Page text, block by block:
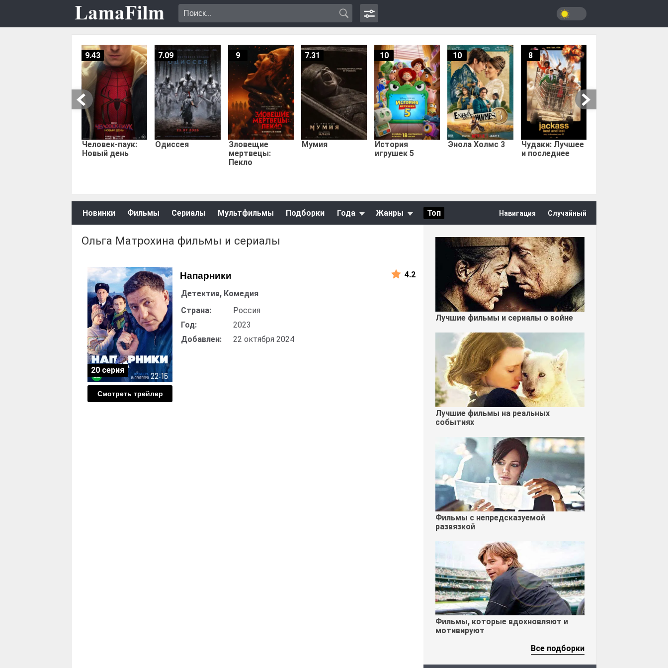
Человек-паук:
Новый день
9.43
Одиссея
7.09
Зловещие
мертвецы:
Пекло
9
Мумия
7.31
История
игрушек 5
10
Энола Холмс 3
10
Чудаки: Лучшее
и последнее
8
Новинки Фильмы Сериалы Мультфильмы Подборки Года Жанры Топ Навигация Случайный
Ольга Матрохина фильмы и сериалы
Напарники
Смотреть трейлер
Детектив, Комедия
Страна:
Россия
Год:
2023
Добавлен:
22 октября 2024
20 серия
4.2
Лучшие фильмы и сериалы о войне
Лучшие фильмы на реальных
событиях
Фильмы с непредсказуемой
развязкой
Фильмы, которые вдохновляют и
мотивируют
Все подборки